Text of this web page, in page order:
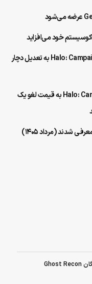
خود می‌افزاید
هیلو استودیوز پس از انتشار Halo: Campaign Evolved به تعدیل دچار
شایعه: مشکلات توسعه Halo: Campaign Evolved به قیمت لغو یک
شدند (مرداد ۱۴۰۵)
آپدیت نسل نهمی و بسته الحاقی رایگان Ghost Recon